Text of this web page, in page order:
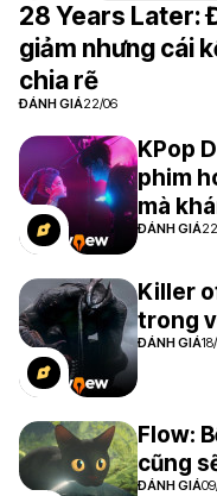
28 Years Later:
giảm nhưng cái
chia rẽ
ĐÁNH GIÁ22/06
KPop
phim
mà
ĐÁNH GIÁ
Killer
trong
ĐÁNH GIÁ
Flow:
cũng
ĐÁNH GIÁ